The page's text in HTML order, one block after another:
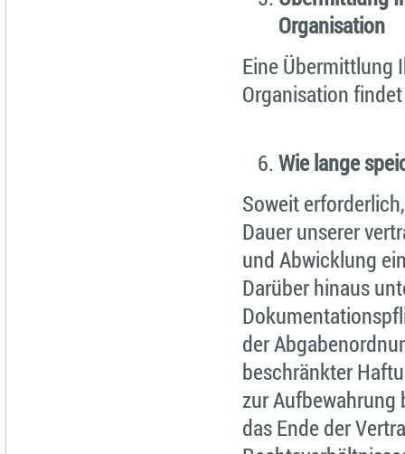
Organisation
Eine Übermittlung
Organisation
Wie lange
Soweit
Dauer unserer
und Abwicklung
Darüber hinaus
der
beschränkter
zur Aufbewahrung
das Ende der